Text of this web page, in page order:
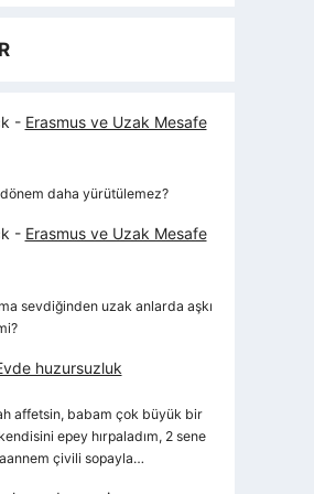
- Erasmus ve Uzak Mesafe
daha yürütülemez?
- Erasmus ve Uzak Mesafe
sevdiğinden uzak anlarda aşkı
huzursuzluk
affetsin, babam çok büyük bir
epey hırpaladım, 2 sene
çivili sopayla…